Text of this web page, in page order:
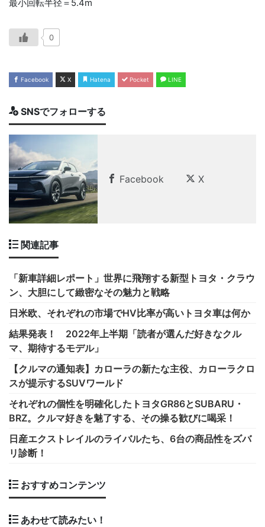
最小回転半径＝5.4m
0
Facebook X Hatena Pocket LINE
SNSでフォローする
Facebook X
関連記事
「新車詳細レポート」世界に飛翔する新型トヨタ・クラウ
ン、大胆にして緻密なその魅力と戦略
日米欧、それぞれの市場でHV比率が高いトヨタ車は何か
結果発表！ 2022年上半期「読者が選んだ好きなクル
マ、期待するモデル」
【クルマの通知表】カローラの新たな主役、カローラクロ
スが提示するSUVワールド
それぞれの個性を明確化したトヨタGR86とSUBARU・
BRZ。クルマ好きを魅了する、その操る歓びに喝采！
日産エクストレイルのライバルたち、6台の商品性をズバ
リ診断！
おすすめコンテンツ
あわせて読みたい！